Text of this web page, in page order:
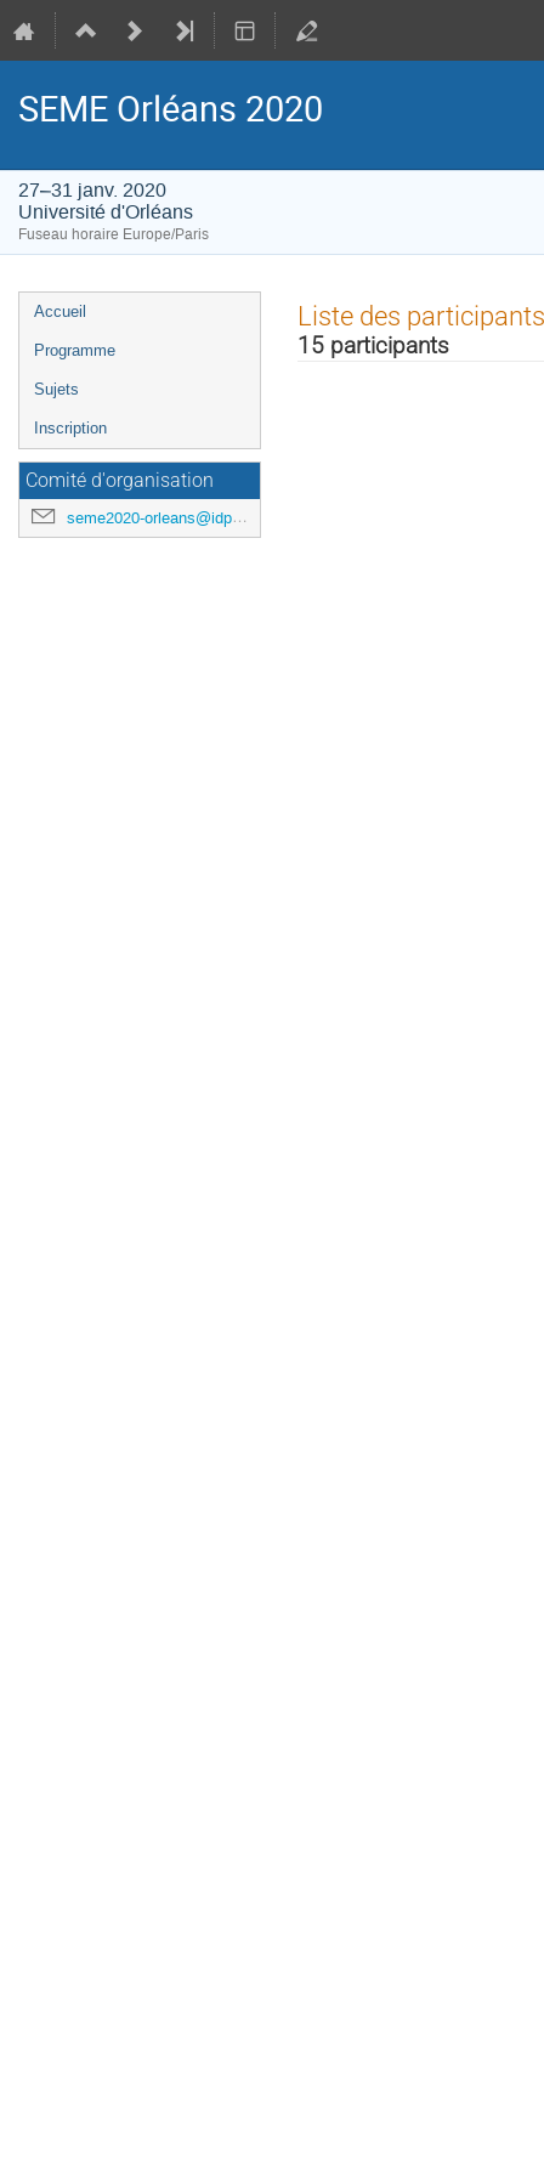
SEME Orléans 2020
27–31 janv. 2020
Université d'Orléans
Fuseau horaire Europe/Paris
Menu
de
Accueil
Programme
Sujets
Inscription
Comité d'organisation
seme2020-orleans@idpoisson.fr
Liste des participants
15 participants